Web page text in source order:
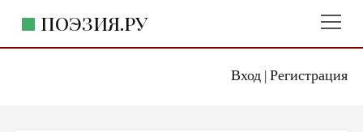
Вход| Регистрация
ПОЭЗИЯ.РУ